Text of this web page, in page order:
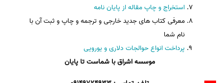
استخراج و چاپ مقاله از پایان نامه
معرفی کتاب های جدید خارجی و ترجمه و چاپ و ثبت آن با
نام شما
پرداخت انواع حوالجات دلاری و یورویی
موسسه اشراق با شماست تا پایان